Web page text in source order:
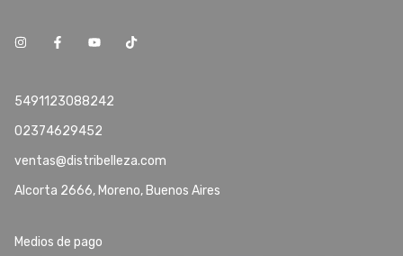
5491123088242
02374629452
ventas@distribelleza.com
Alcorta 2666, Moreno, Buenos Aires
Medios de pago